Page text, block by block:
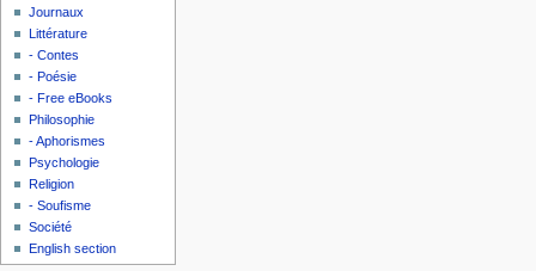
Journaux
Littérature
- Contes
- Poésie
- Free eBooks
Philosophie
- Aphorismes
Psychologie
Religion
- Soufisme
Société
English section